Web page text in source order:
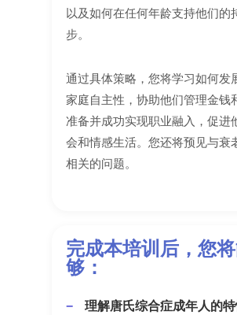
以及如何在任何年龄支持他们的
步。
通过具体策略，您将学习如何发
家庭自主性，协助他们管理金钱
准备并成功实现职业融入，促进
会和情感生活。您还将预见与衰
相关的问题。
完成本培训后，您
够：
理解唐氏综合症成年人的